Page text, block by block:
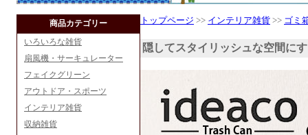
商品カテゴリー
いろいろな雑貨
扇風機・サーキュレーター
フェイクグリーン
アウトドア・スポーツ
インテリア雑貨
収納雑貨
トップページ >> インテリア雑貨 >> ゴミ
隠してスタイリッシュな空間に